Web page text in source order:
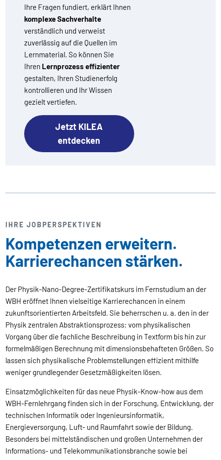
Ihre Fragen fundiert, erklärt Ihnen
komplexe Sachverhalte
verständlich und verweist
zuverlässig auf die Quellen im
Lernmaterial. So können Sie
Ihren Lernprozess effizienter
gestalten, Ihren Studienerfolg
kontrollieren und Ihr Wissen
gezielt vertiefen.
Jetzt KILEA
entdecken
IHRE JOBPERSPEKTIVEN
Kompetenzen erweitern.
Karrierechancen stärken.
Der Physik-Nano-Degree-Zertifikatskurs im Fernstudium an der
WBH eröffnet Ihnen vielseitige Karrierechancen in einem
zukunftsorientierten Arbeitsfeld. Sie beherrschen u. a. den in der
Physik zentralen Abstraktionsprozess: vom physikalischen
Vorgang über die fachliche Beschreibung in Textform bis hin zur
formelmäßigen Berechnung mit dimensionsbehafteten Größen. So
lassen sich physikalische Problemstellungen effizient mithilfe
weniger grundlegender Gesetzmäßigkeiten lösen.
Einsatzmöglichkeiten für das neue Physik-Know-how aus dem
WBH-Fernlehrgang finden sich in der Forschung, Entwicklung, der
technischen Informatik oder Ingenieursinformatik,
Energieversorgung, Luft- und Raumfahrt sowie der Bildung.
Besonders bei mittelständischen und großen Unternehmen der
Informations- und Telekommunikationsbranche sowie bei